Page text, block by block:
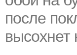
после
высохнет